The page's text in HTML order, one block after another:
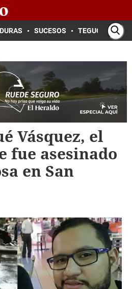
SUCESOS TEGUCIGALPA
Vásquez, el
fue asesinado
en San